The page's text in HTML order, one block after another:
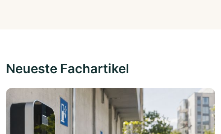
Neueste Fachartikel